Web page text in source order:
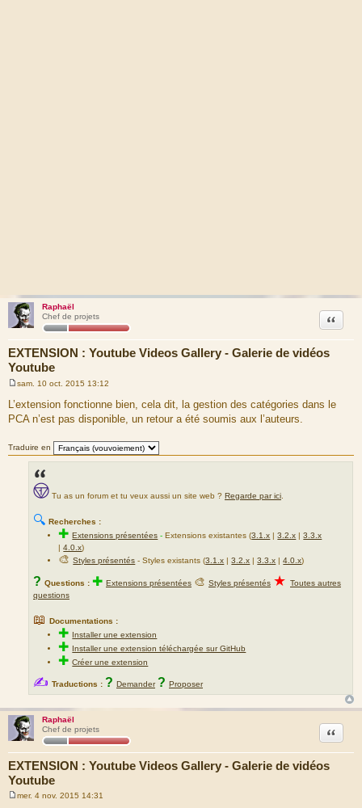
Raphaël
Chef de projets
EXTENSION : Youtube Videos Gallery - Galerie de vidéos
Youtube
Citation
s
s
e
sam. 10 oct. 2015 13:12
L’extension fonctionne bien, cela dit, la gestion des catégories dans le
PCA n’est pas disponible, un retour a été soumis aux l’auteurs.
Traduire en
Tu as un forum et tu veux aussi un site web ? Regarde par ici
🔍 Recherches :
✚Extensions présentées -Extensions existantes (3.1.x |3.2.x |3.3.x
|4.0.x)
🎨Styles présentés - Styles existants (3.1.x |3.2.x |3.3.x |4.0.x)
? Questions : ✚ Extensions présentées 🎨 Styles présentés ★ Toutes autres
questions
📖 Documentations :
✚ Installer une extension
✚ Installer une extension téléchargée sur GitHub
✚Créer une extension
✍ Traductions : ? Demander ? Proposer
Raphaël
Chef de projets
EXTENSION : Youtube Videos Gallery - Galerie de vidéos
Youtube
Citation
mer. 4 nov. 2015 14:31